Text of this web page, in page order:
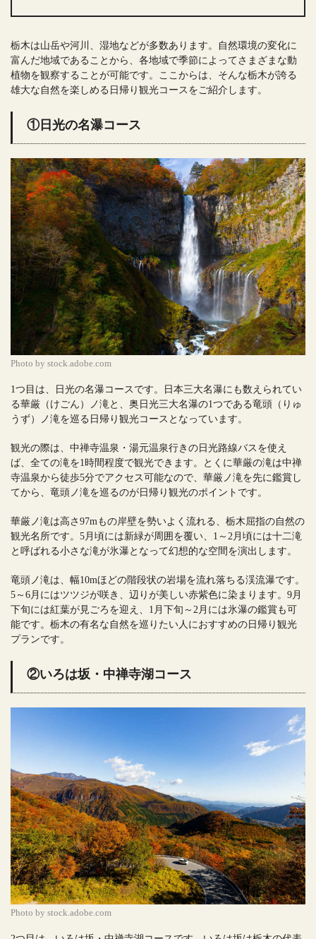
栃木は山岳や河川、湿地などが多数あります。自然環境の変化に
富んだ地域であることから、各地域で季節によってさまざまな動
植物を観察することが可能です。ここからは、そんな栃木が誇る
雄大な自然を楽しめる日帰り観光コースをご紹介します。
①日光の名瀑コース
Photo by stock.adobe.com
1つ目は、日光の名瀑コースです。日本三大名瀑にも数えられてい
る華厳（けごん）ノ滝と、奥日光三大名瀑の1つである竜頭（りゅ
うず）ノ滝を巡る日帰り観光コースとなっています。
観光の際は、中禅寺温泉・湯元温泉行きの日光路線バスを使え
ば、全ての滝を1時間程度で観光できます。とくに華厳の滝は中禅
寺温泉から徒歩5分でアクセス可能なので、華厳ノ滝を先に鑑賞し
てから、竜頭ノ滝を巡るのが日帰り観光のポイントです。
華厳ノ滝は高さ97mもの岸壁を勢いよく流れる、栃木屈指の自然の
観光名所です。5月頃には新緑が周囲を覆い、1～2月頃には十二滝
と呼ばれる小さな滝が氷瀑となって幻想的な空間を演出します。
竜頭ノ滝は、幅10mほどの階段状の岩場を流れ落ちる渓流瀑です。
5～6月にはツツジが咲き、辺りが美しい赤紫色に染まります。9月
下旬には紅葉が見ごろを迎え、1月下旬～2月には氷瀑の鑑賞も可
能です。栃木の有名な自然を巡りたい人におすすめの日帰り観光
プランです。
②いろは坂・中禅寺湖コース
Photo by stock.adobe.com